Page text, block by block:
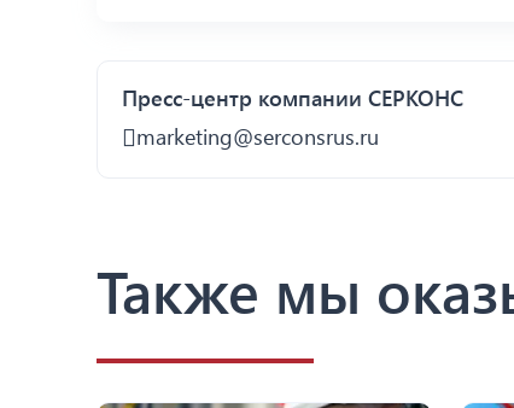
Пресс-центр компании СЕРКОНС
marketing@serconsrus.ru
Также мы